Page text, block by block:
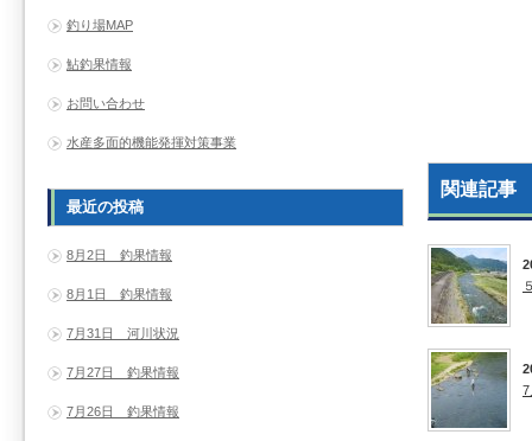
関連記事
7
釣り場MAP
鮎釣果情報
お問い合わせ
水産多面的機能発揮対策事業
最近の投稿
8月2日 釣果情報
8月1日 釣果情報
7月31日 河川状況
7月27日 釣果情報
7月26日 釣果情報